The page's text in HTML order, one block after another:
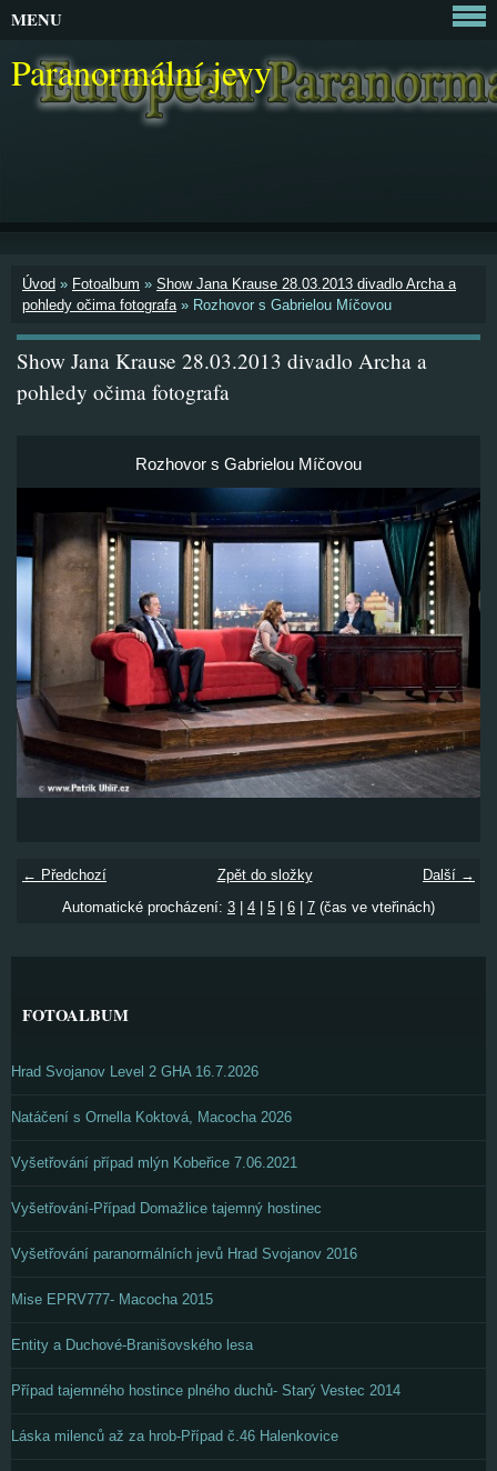
Paranormální jevy
Úvod » Fotoalbum » Show Jana Krause 28.03.2013 divadlo Archa a
pohledy očima fotografa» Rozhovor s Gabrielou Míčovou
Show Jana Krause 28.03.2013 divadlo Archa a
pohledy očima fotografa
Rozhovor s Gabrielou Míčovou
← Předchozí Další →
Zpět do složky
Automatické procházení: 3 4 5 6 7 (čas ve vteřinách)
MENU
FOTOALBUM
Hrad Svojanov Level 2 GHA 16.7.2026
Natáčení s Ornella Koktová, Macocha 2026
Vyšetřování případ mlýn Kobeřice 7.06.2021
Vyšetřování-Případ Domažlice tajemný hostinec
Vyšetřování paranormálních jevů Hrad Svojanov 2016
Mise EPRV777- Macocha 2015
Entity a Duchové-Branišovského lesa
Případ tajemného hostince plného duchů- Starý Vestec 2014
Láska milenců až za hrob-Případ č.46 Halenkovice